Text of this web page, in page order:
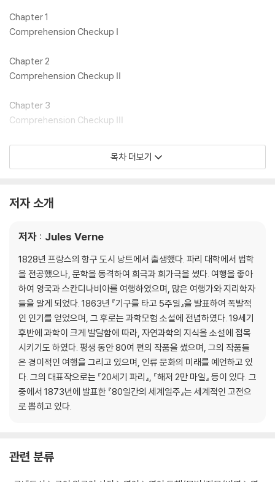
Chapter 1
Comprehension Checkup Ⅰ
Chapter 2
Comprehension Checkup Ⅱ
Chapter 3
Comprehension Checkup Ⅲ
Chapter 4
Comprehension Checkup Ⅳ
목차 더보기
저자 소개
저자 : Jules Verne
1828년 프랑스의 항구 도시 낭트에서 출생했다. 파리 대학에서 법학
을 전공했으나, 문학을 동격하여 희극과 희가극을 썼다. 여행을 좋아
하여 영국과 스칸디나비아를 여행하였으며, 많은 여행가와 지리학자
들을 알게 되었다. 1863년 『기구를 타고 5주일』을 발표하여 폭발적
인 인기를 얻었으며, 그 후로는 과학모험 소설에 전념하였다. 19세기
후반에 과학이 크게 발달함에 따라, 자연과학의 지식을 소설에 접목
시키기도 하였다. 평생 동안 80여 편의 작품을 썼으며, 그의 작품들
은 경이적인 여행을 그리고 있으며, 인류 문화의 미래를 예언하고 있
다. 그의 대표작으로는 『20세기 파리』, 『해저 2만 마일』 등이 있다. 그
중에서 1873년에 발표한 『80일간의 세계일주』는 세계적인 고전으
로 뽑히고 있다.
관련 분류